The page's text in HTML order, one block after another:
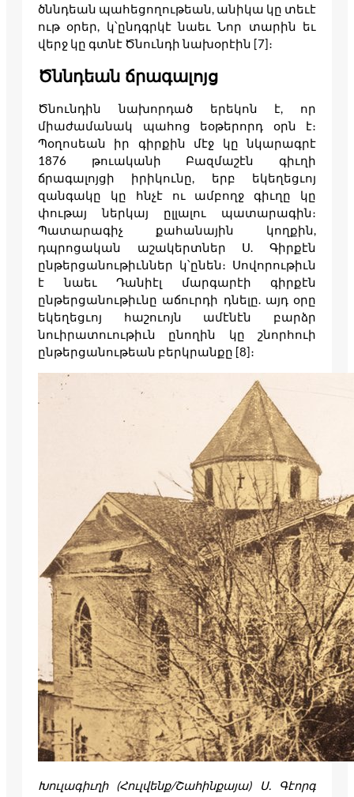
ծննդեան պահեցողութեան, անիկա կը տեւէ
ութ օրեր, կ՝ընդգրկէ նաեւ Նոր տարին եւ
վերջ կը գտնէ Ծնունդի նախօրէին [7]։
Ծննդեան ճրագալոյց
Ծնունդին նախորդած երեկոն է, որ
միաժամանակ պահոց եօթերորդ օրն է։
Պօղոսեան իր գիրքին մէջ կը նկարագրէ
1876 թուականի Բազմաշէն գիւղի
ճրագալոյցի իրիկունը, երբ եկեղեցւոյ
զանգակը կը հնչէ ու ամբողջ գիւղը կը
փութայ ներկայ ըլլալու պատարագին։
Պատարագիչ քահանային կողքին,
դպրոցական աշակերտներ Ս. Գիրքէն
ընթերցանութիւններ կ՝ընեն։ Սովորութիւն
է նաեւ Դանիէլ մարգարէի գիրքէն
ընթերցանութիւնը աճուրդի դնելը. այդ օրը
եկեղեցւոյ հաշուոյն ամէնէն բարձր
նուիրատուութիւն ընողին կը շնորհուի
ընթերցանութեան բերկրանքը [8]։
Խուլագիւղի (Հուլվենք/Շահինքայա) Ս. Գէորգ